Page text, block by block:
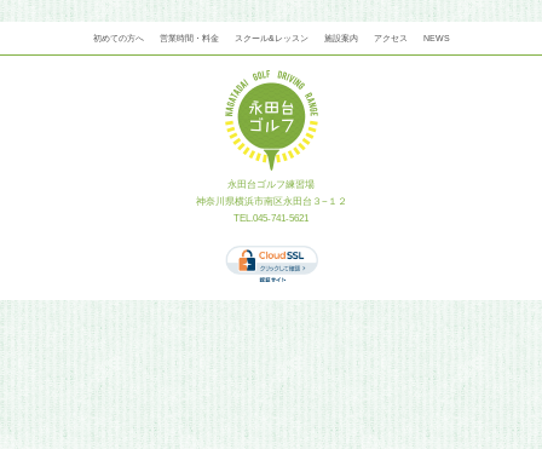
初めての方へ 営業時間・料金 スクール&レッスン 施設案内 アクセス NEWS
永田台ゴルフ練習場
神奈川県横浜市南区永田台３−１２
TEL.045-741-5621